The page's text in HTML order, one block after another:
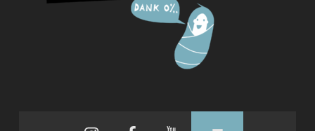
FacebookYouTubeBack to top ↑